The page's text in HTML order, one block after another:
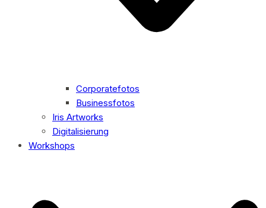
Corporatefotos
Businessfotos
Iris Artworks
Digitalisierung
Workshops